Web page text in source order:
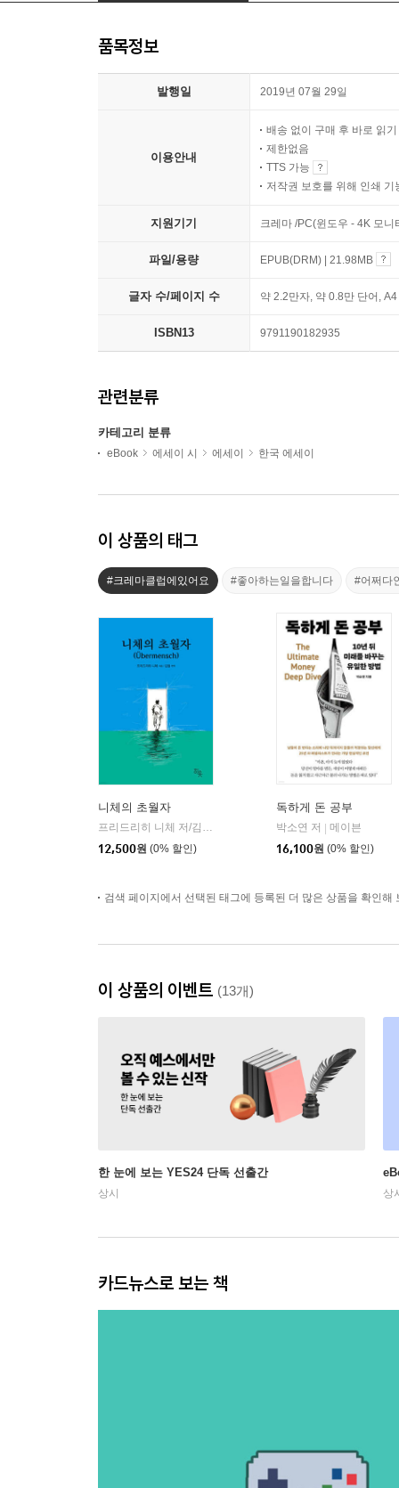
품목정보
발행일 2019년 07월 29일
이용안내
배송 없이 구매 후 바로 읽기
제한없음
TTS 가능
저작권 보호를 위해 인쇄 기
지원기기 크레마 /PC(윈도우 - 4K 모
파일/용량 EPUB(DRM) | 21.98MB
글자 수/페이지 수 약 2.2만자, 약 0.8만 단어,
ISBN13 9791190182935
관련분류
카테고리 분류
eBook 에세이 시 에세이 한국 에세이
이 상품의 태그
#크레마클럽에있어요 #좋아하는일을합니다 #어쩌다
니체의 초월자
프리드리히 니체 저/김철 편역
12,500원 (0% 할인)
독하게 돈 공부
박소연 저
메이븐
16,100원 (0% 할인)
검색 페이지에서 선택된 태그에 등록된 더 많은 상품을 확인해
이 상품의 이벤트 (13개)
한 눈에 보는 YES24 단독 선출간
상시 상
카드뉴스로 보는 책